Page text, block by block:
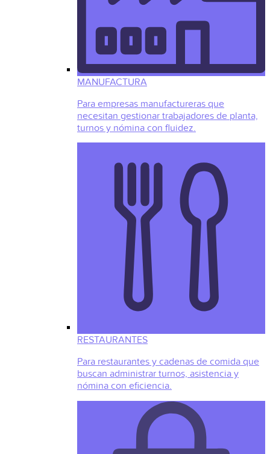
MANUFACTURA
Para empresas manufactureras que
necesitan gestionar trabajadores de planta,
turnos y nómina con fluidez.
RESTAURANTES
Para restaurantes y cadenas de comida que
buscan administrar turnos, asistencia y
nómina con eficiencia.